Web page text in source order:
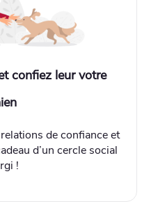
confiez leur votre
de confiance et
d’un cercle social
!